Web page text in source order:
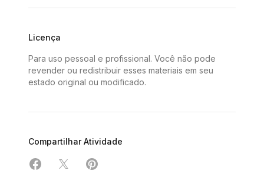
Licença
Para uso pessoal e profissional. Você não pode
revender ou redistribuir esses materiais em seu
estado original ou modificado.
Compartilhar Atividade
Compartilhar em Facebook
Compartilhar em X
Compartilhar em Pinterest